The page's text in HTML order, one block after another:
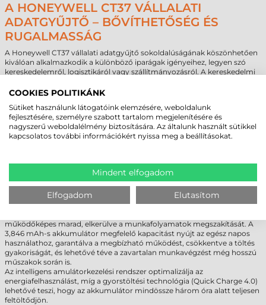
A HONEYWELL CT37 VÁLLALATI
ADATGYŰJTŐ – BŐVÍTHETŐSÉG ÉS
RUGALMASSÁG
A Honeywell CT37 vállalati adatgyűjtő sokoldalúságának köszönhetően
kiválóan alkalmazkodik a különböző iparágak igényeihez, legyen szó
kereskedelemről, logisztikáról vagy szállítmányozásról. A kereskedelmi
optimalizálására, míg a logisztikában segíti a szállítási folyamatok
szállítmányozásban pedig az eszköz tartóssága és gyors kapcsolódási
lehetőségei garantálják, hogy a munkafolyamatok még a legnagyobb
kihívást jelentő környezetekben is zavartalanul működjenek.
A Honeywell CT37 vállalati adatgyűjtő az 5G és Wi-Fi 6E támogatásának
nagy sebességű adatátvitelt tesz lehetővé. A Wi-Fi 6E technológia
tovább fokozza a teljesítményt, stabil és zökkenőmentes kapcsolatot
biztosítva még zsúfolt környezetekben, például raktárakban vagy irodai
helyszíneken is.
A „hot-swap” technológiával ellátott akkumulátor tovább növeli az
működőképes marad, elkerülve a munkafolyamatok megszakítását. A
3,846 mAh-s akkumulátor megfelelő kapacitást nyújt az egész napos
használathoz, garantálva a megbízható működést, csökkentve a töltés
gyakoriságát, és lehetővé téve a zavartalan munkavégzést még hosszú
műszakok során is.
Az intelligens amulátorkezelési rendszer optimalizálja az
energiafelhasználást, míg a gyorstöltési technológia (Quick Charge 4.0)
lehetővé teszi, hogy az akkumulátor mindössze három óra alatt teljesen
feltöltődjön.
COOKIES POLITIKÁNK
Sütiket használunk látogatóink elemzésére, weboldalunk
fejlesztésére, személyre szabott tartalom megjelenítésére és
nagyszerű weboldalélmény biztosítására. Az általunk használt sütikkel
kapcsolatos további információkért nyissa meg a beállításokat.
Mindent elfogadom
Elfogadom Elutasítom